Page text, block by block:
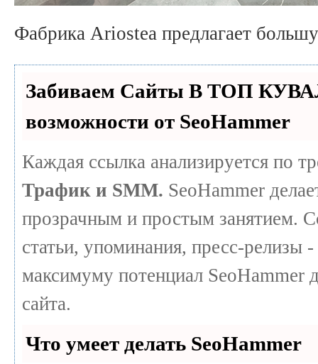
Фабрика Ariostea предлагает
Забиваем Сайты В ТОП
возможности от SeoHammer
Каждая ссылка анализируется по
Трафик и SMM. SeoHammer
прозрачным и простым занятием.
статьи, упоминания, пресс-релизы
максимуму потенциал SeoHammer
сайта.
Что умеет делать SeoHammer